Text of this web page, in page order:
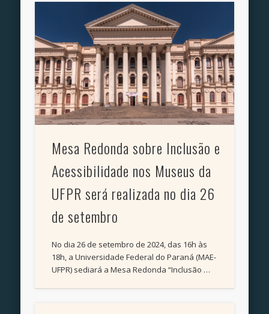
Mesa Redonda sobre Inclusão e
Acessibilidade nos Museus da
UFPR será realizada no dia 26
de setembro
No dia 26 de setembro de 2024, das 16h às
18h, a Universidade Federal do Paraná (MAE-
UFPR) sediará a Mesa Redonda “Inclusão …